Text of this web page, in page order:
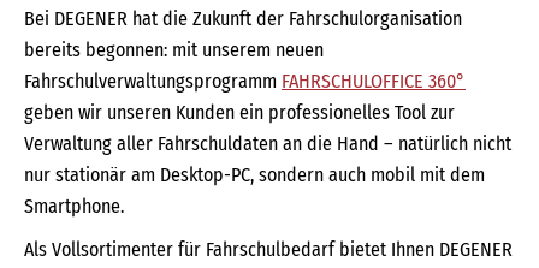
Bei DEGENER hat die Zukunft der Fahrschulorganisation
bereits begonnen: mit unserem neuen
Fahrschulverwaltungsprogramm FAHRSCHULOFFICE 360°
geben wir unseren Kunden ein professionelles Tool zur
Verwaltung aller Fahrschuldaten an die Hand – natürlich nicht
nur stationär am Desktop-PC, sondern auch mobil mit dem
Smartphone.
Als Vollsortimenter für Fahrschulbedarf bietet Ihnen DEGENER